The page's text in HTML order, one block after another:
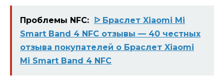
Проблемы NFC:
ᐅ Браслет Xiaomi Mi
Smart Band 4 NFC отзывы — 40 честных
отзыва покупателей о Браслет Xiaomi
Mi Smart Band 4 NFC